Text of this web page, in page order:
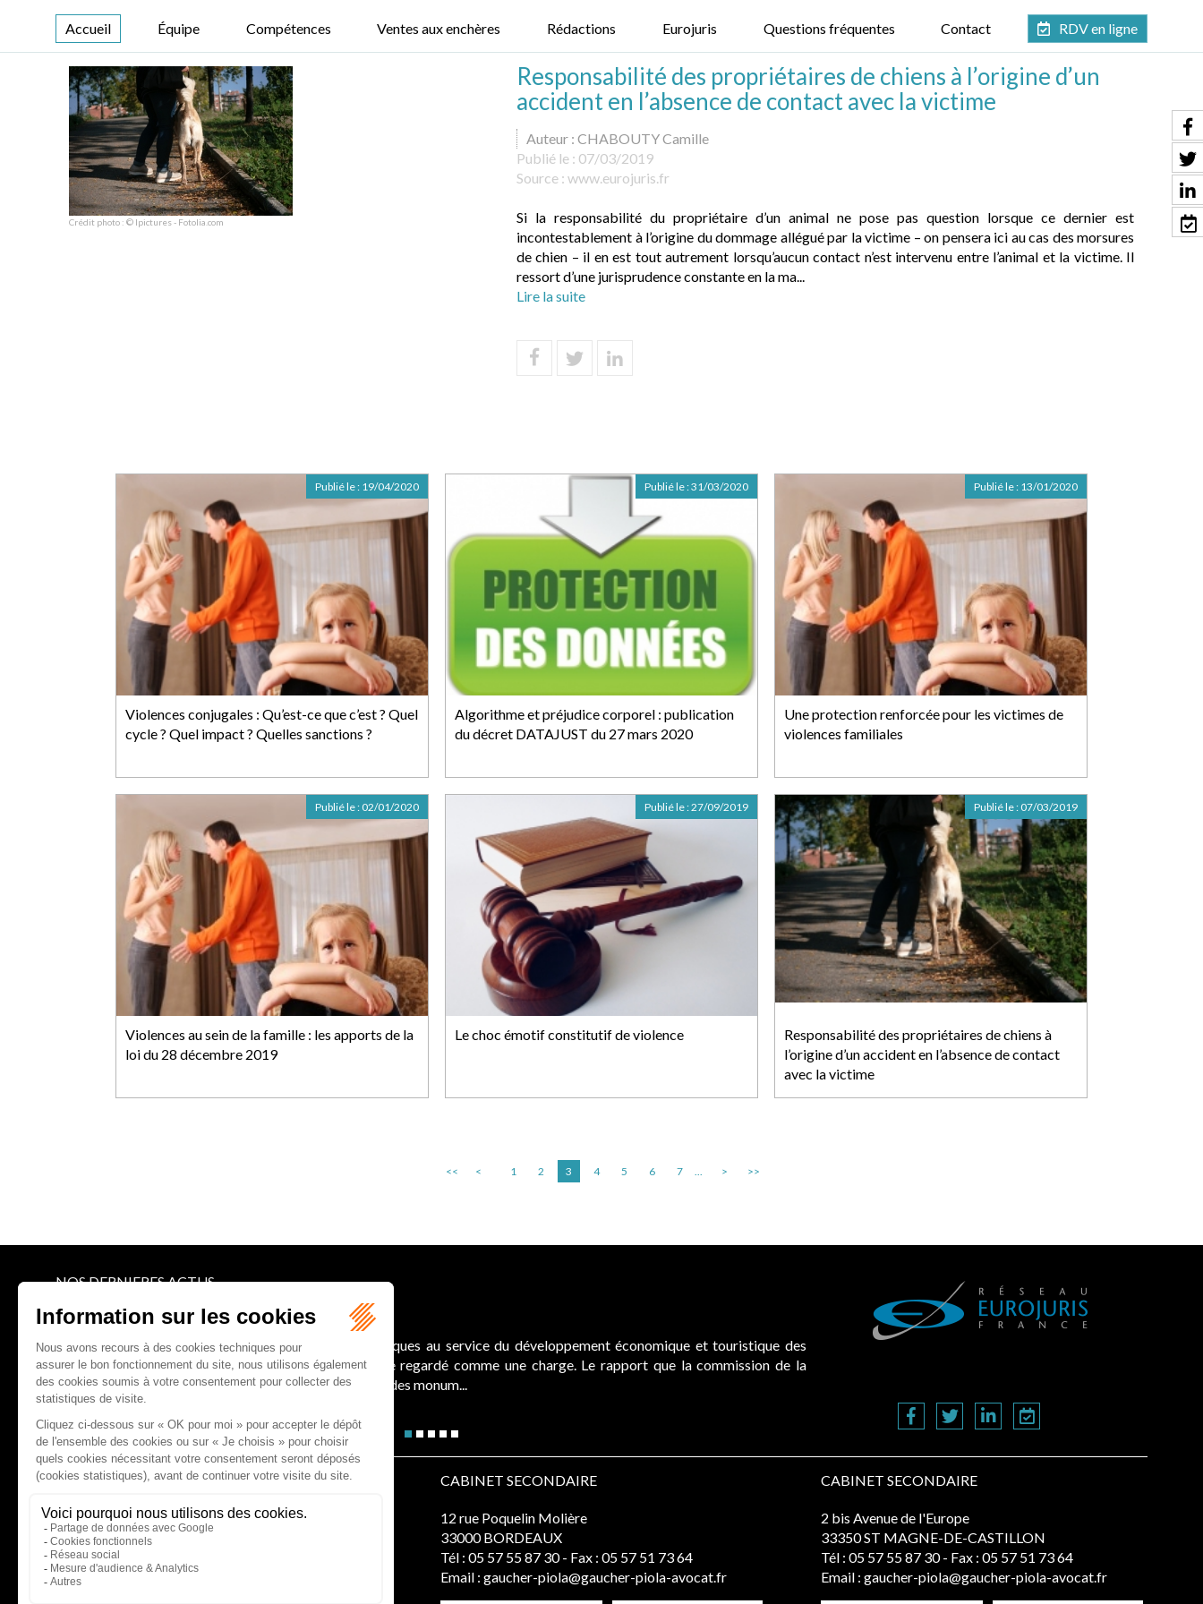
Accueil Équipe Compétences Ventes aux enchères Rédactions Eurojuris Questions fréquentes Contact RDV en ligne
Crédit photo : © lpictures - Fotolia.com
Responsabilité des propriétaires de chiens à l’origine d’un
accident en l’absence de contact avec la victime
Auteur : CHABOUTY Camille
Publié le : 07/03/2019
Source : www.eurojuris.fr
Si la responsabilité du propriétaire d’un animal ne pose pas question lorsque ce dernier est
incontestablement à l’origine du dommage allégué par la victime – on pensera ici au cas des morsures
de chien – il en est tout autrement lorsqu’aucun contact n’est intervenu entre l’animal et la victime. Il
ressort d’une jurisprudence constante en la ma...
Lire la suite
Violences conjugales : Qu’est-ce que c’est ? Quel
cycle ? Quel impact ? Quelles sanctions ?
Publié le : 19/04/2020
Algorithme et préjudice corporel : publication
du décret DATAJUST du 27 mars 2020
Publié le :31/03/2020
Une protection renforcée pour les victimes de
violences familiales
Publié le : 13/01/2020
Violences au sein de la famille : les apports de la
loi du 28 décembre 2019
Publié le : 02/01/2020
Le choc émotif constitutif de violence
Publié le :27/09/2019
Responsabilité des propriétaires de chiens à
l’origine d’un accident en l’absence de contact
avec la victime
Publié le : 07/03/2019
<< < 1 2 3 4 5 6 7 ... > >>
NOS DERNIERES ACTUS
Le joug léger des monuments historiques
Pour une gestion patrimoniale des monuments historiques au service du développement économique et touristique des
collectivités Le monument historique a longtemps été regardé comme une charge. Le rapport que la commission de la
culture du Sénat a consacré, en juillet 2026, à la gestion des monum...
CABINET D'AVOCATS GAUCHER-PIOLA
20 avenue Galliéni - 33500 LIBOURNE
Tél :05 57 55 87 30 - Fax : 05 57 51 73 64
Email :gaucher-piola@gaucher-piola-avocat.fr
CABINET SECONDAIRE
12 rue Poquelin Molière
33000 BORDEAUX
Tél : 05 57 55 87 30 - Fax : 05 57 51 73 64
Email : gaucher-piola@gaucher-piola-avocat.fr
CABINET SECONDAIRE
2 bis Avenue de l'Europe
33350 ST MAGNE-DE-CASTILLON
Tél : 05 57 55 87 30 - Fax : 05 57 51 73 64
Email : gaucher-piola@gaucher-piola-avocat.fr